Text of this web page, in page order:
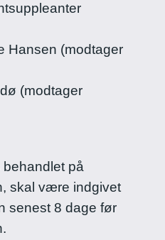
Hansen (modtager
(modtager
på
skal være indgivet
senest 8 dage før